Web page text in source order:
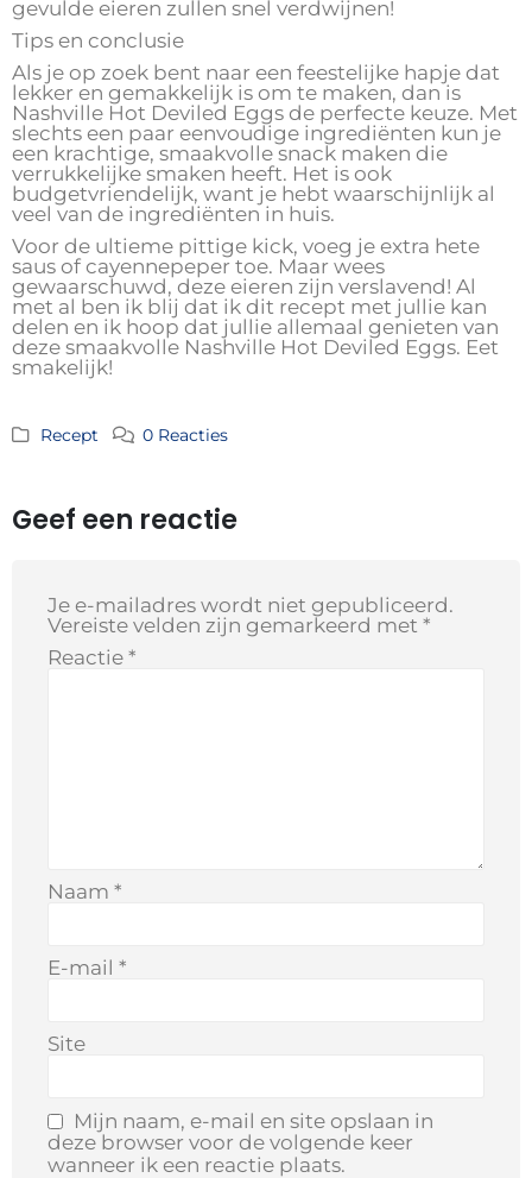
gevulde eieren zullen snel verdwijnen!
Tips en conclusie
Als je op zoek bent naar een feestelijke hapje dat
lekker en gemakkelijk is om te maken, dan is
Nashville Hot Deviled Eggs de perfecte keuze. Met
slechts een paar eenvoudige ingrediënten kun je
een krachtige, smaakvolle snack maken die
verrukkelijke smaken heeft. Het is ook
budgetvriendelijk, want je hebt waarschijnlijk al
veel van de ingrediënten in huis.
Voor de ultieme pittige kick, voeg je extra hete
saus of cayennepeper toe. Maar wees
gewaarschuwd, deze eieren zijn verslavend! Al
met al ben ik blij dat ik dit recept met jullie kan
delen en ik hoop dat jullie allemaal genieten van
deze smaakvolle Nashville Hot Deviled Eggs. Eet
smakelijk!
Recept 0 Reacties
Geef een reactie
Je e-mailadres wordt niet gepubliceerd.
Vereiste velden zijn gemarkeerd met *
Reactie *
Naam *
E-mail *
Site
Mijn naam, e-mail en site opslaan in
deze browser voor de volgende keer
wanneer ik een reactie plaats.